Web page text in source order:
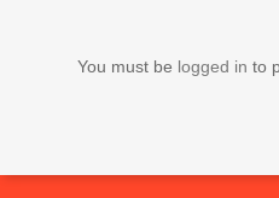
You must be logged in to